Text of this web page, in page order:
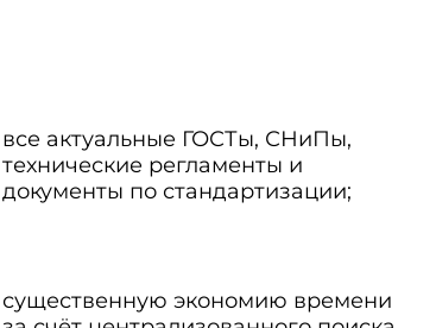
все актуальные ГОСТы, СНиПы,
технические регламенты и
документы по стандартизации;
существенную экономию времени